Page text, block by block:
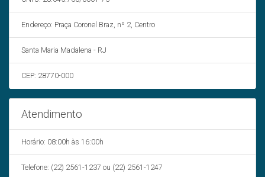
Endereço: Praça Coronel Braz, nº 2, Centro
Santa Maria Madalena - RJ
CEP: 28770-000
Atendimento
Horário: 08:00h às 16:00h
Telefone: (22) 2561-1237 ou (22) 2561-1247